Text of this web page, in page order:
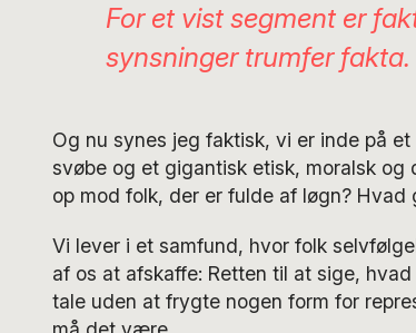
For et vist segment er
synsninger trumfer
Og nu synes jeg faktisk, vi er inde på
svøbe og et gigantisk etisk, moralsk og
op mod folk, der er fulde af løgn? Hvad
Vi lever i et samfund, hvor folk
af os at afskaffe: Retten til at sige,
tale uden at frygte nogen form for